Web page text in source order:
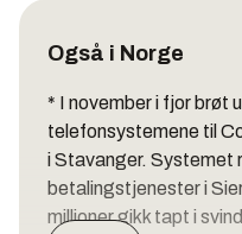
Også i Norge
* I november i fjor brøt
telefonsystemene til
i Stavanger. Systemet
betalingstjenester i
millioner gikk tapt i